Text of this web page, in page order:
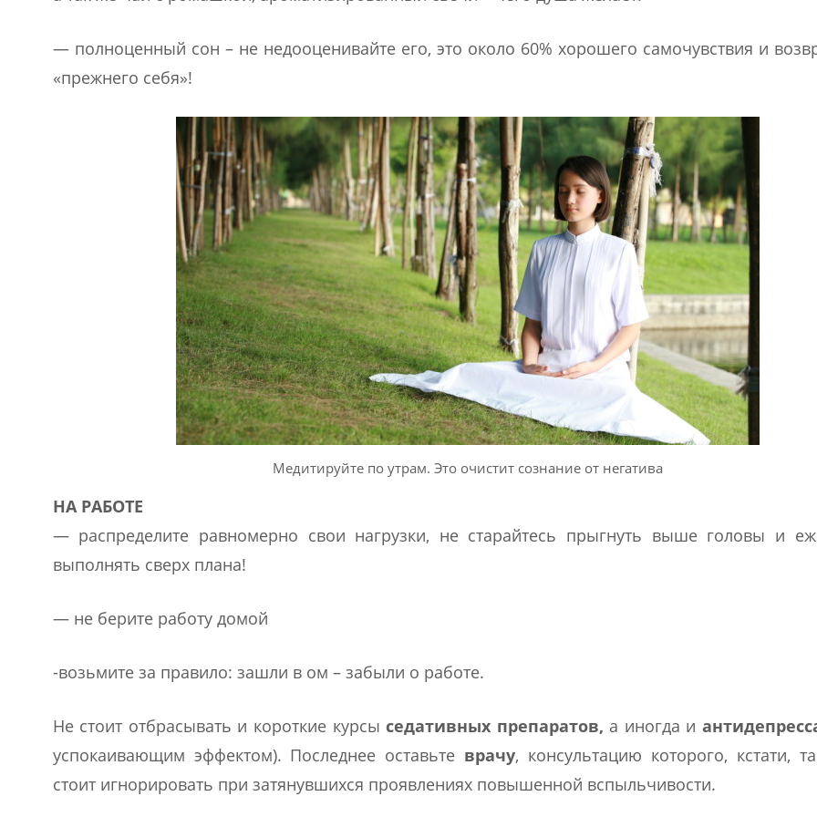
— полноценный сон – не недооценивайте его, это около 60% хорошего самочувствия и
«прежнего себя»!
Медитируйте по утрам. Это очистит сознание от негатива
НА РАБОТЕ
— распределите равномерно свои нагрузки, не старайтесь прыгнуть выше головы и
выполнять сверх плана!
— не берите работу домой
-возьмите за правило: зашли в ом – забыли о работе.
Не стоит отбрасывать и короткие курсыседативных препаратов, а иногда и
успокаивающим эффектом). Последнее оставьте врачу, консультацию которого, кстати,
стоит игнорировать при затянувшихся проявлениях повышенной вспыльчивости.